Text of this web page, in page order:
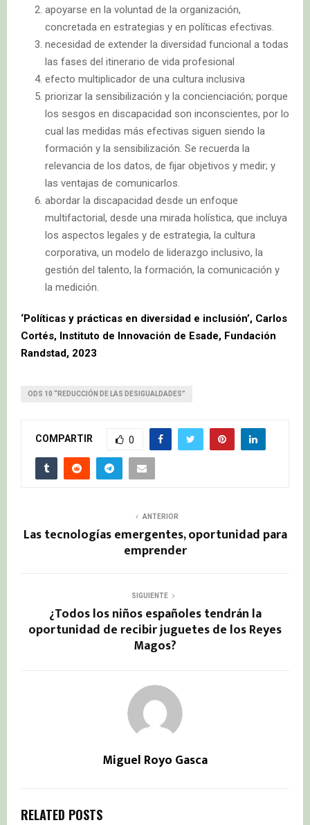
apoyarse en la voluntad de la organización,
concretada en estrategias y en políticas efectivas.
necesidad de extender la diversidad funcional a todas
las fases del itinerario de vida profesional
efecto multiplicador de una cultura inclusiva
priorizar la sensibilización y la concienciación; porque
los sesgos en discapacidad son inconscientes, por lo
cual las medidas más efectivas siguen siendo la
formación y la sensibilización. Se recuerda la
relevancia de los datos, de fijar objetivos y medir; y
las ventajas de comunicarlos.
abordar la discapacidad desde un enfoque
multifactorial, desde una mirada holística, que incluya
los aspectos legales y de estrategia, la cultura
corporativa, un modelo de liderazgo inclusivo, la
gestión del talento, la formación, la comunicación y
la medición.
‘Políticas y prácticas en diversidad e inclusión’, Carlos
Cortés, Instituto de Innovación de Esade, Fundación
Randstad, 2023
ODS 10 “REDUCCIÓN DE LAS DESIGUALDADES”
COMPARTIR 0
ANTERIOR
Las tecnologías emergentes, oportunidad para
emprender
SIGUIENTE
¿Todos los niños españoles tendrán la
oportunidad de recibir juguetes de los Reyes
Magos?
Miguel Royo Gasca
RELATED POSTS